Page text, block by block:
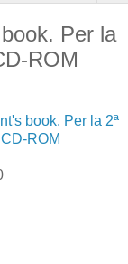
Per la
ROM
book. Per la 2ª
ROM